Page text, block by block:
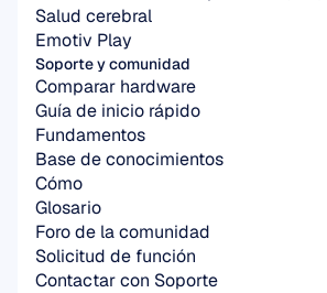
Salud cerebral
Emotiv Play
Soporte y comunidad
Comparar hardware
Guía de inicio rápido
Fundamentos
Base de conocimientos
Cómo
Glosario
Foro de la comunidad
Solicitud de función
Contactar con Soporte